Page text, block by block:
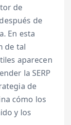
de
de
En esta
de tal
aparecen
la SERP
de
cómo los
y los